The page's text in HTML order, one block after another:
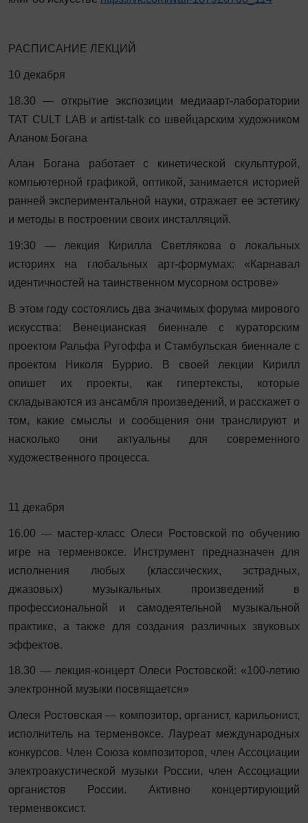
РАСПИСАНИЕ ЛЕКЦИЙ
10 декабря
18.30 — открытие экспозиции медиаарт-лаборатории
TAT CULT LAB и artist-talk со швейцарским художником
Аланом Богана
Алан Богана работает с кинетической скульптурой,
компьютерной графикой, оптикой, занимается историей
ранней экспериментальной науки, отражает ее эстетику
и методы в построении своих инсталляций.
19:30 — лекция Кирилла Светлякова о локальных
историях на глобальных арт-формумах: «Карнавал
идентичностей на таинственном мусорном острове»
В этом году состоялись два значимых форума мирового
искусства: Венецианская биеннале с кураторским
проектом Ральфа Ругоффа и Стамбульская биеннале с
проектом Николя Буррио. В своей лекции Кирилл
опишет их проекты, как гипертексты, которые
складываются из ансамбля произведений, и расскажет о
том, какие смыслы и сообщения они транслируют и
насколько они актуальны для современного
художественного процесса.
11 декабря
16.00 — мастер-класс Олеси Ростовской по обучению
игре на терменвоксе. Инструмент предназначен для
исполнения любых (классических, эстрадных,
джазовых) музыкальных произведений в
профессиональной и самодеятельной музыкальной
практике, а также для создания различных звуковых
эффектов.
18.30 — лекция-концерт Олеси Ростовской: «100-летию
электронной музыки посвящается»
Олеся Ростовская — композитор, органист, карильонист,
исполнитель на терменвоксе. Лауреат международных
конкурсов. Член Союза композиторов, член Ассоциации
электроакустической музыки России, член Ассоциации
органистов России. Активно концертирующий
терменвоксист.